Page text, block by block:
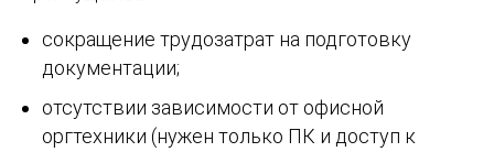
сокращение трудозатрат на подготовку
документации;
отсутствии зависимости от офисной
оргтехники (нужен только ПК и доступ к